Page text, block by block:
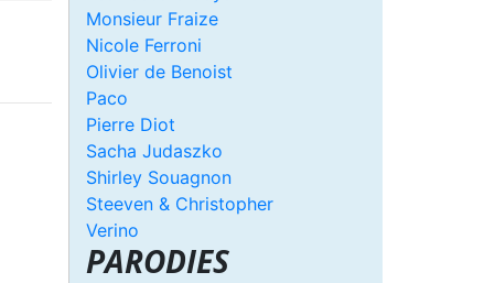
Monsieur Fraize
Nicole Ferroni
Olivier de Benoist
Paco
Pierre Diot
Sacha Judaszko
Shirley Souagnon
Steeven & Christopher
Verino
PARODIES